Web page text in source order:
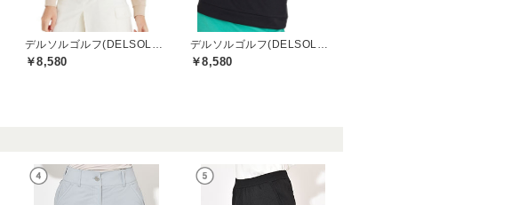
￥8,580 ￥8,580